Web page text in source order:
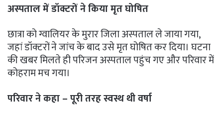
अस्पताल में डॉक्टरों ने किया मृत घोषित
छात्रा को ग्वालियर के मुरार जिला अस्पताल ले जाया गया,
जहां डॉक्टरों ने जांच के बाद उसे मृत घोषित कर दिया। घटना
की खबर मिलते ही परिजन अस्पताल पहुंच गए और परिवार में
कोहराम मच गया।
परिवार ने कहा – पूरी तरह स्वस्थ थी वर्षा